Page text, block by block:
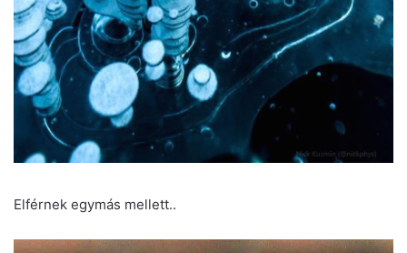
Elférnek egymás mellett..